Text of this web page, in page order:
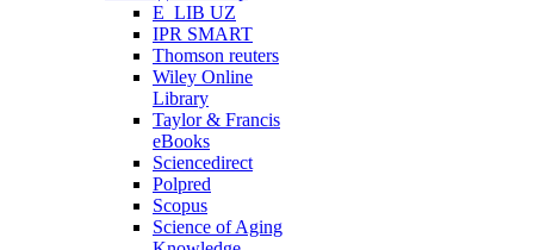
E_LIB UZ
IPR SMART
Thomson reuters
Wiley Online
Library
Taylor & Francis
eBooks
Sciencedirect
Polpred
Scopus
Science of Aging